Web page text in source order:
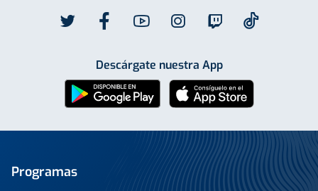
Descárgate nuestra App
Programas